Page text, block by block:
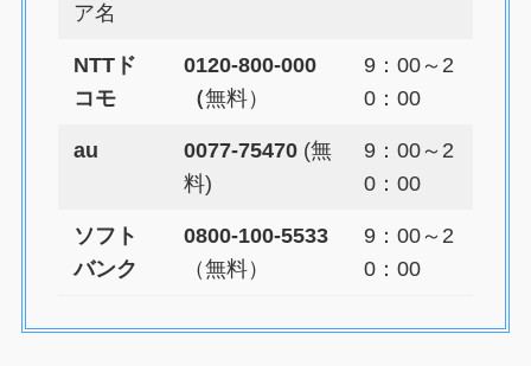
ア名
NTTド
コモ
0120-800-000
（無料）
9：00～2
0：00
au 0077-75470 (無
料)
9：00～2
0：00
ソフト
バンク
0800-100-5533
（無料）
9：00～2
0：00